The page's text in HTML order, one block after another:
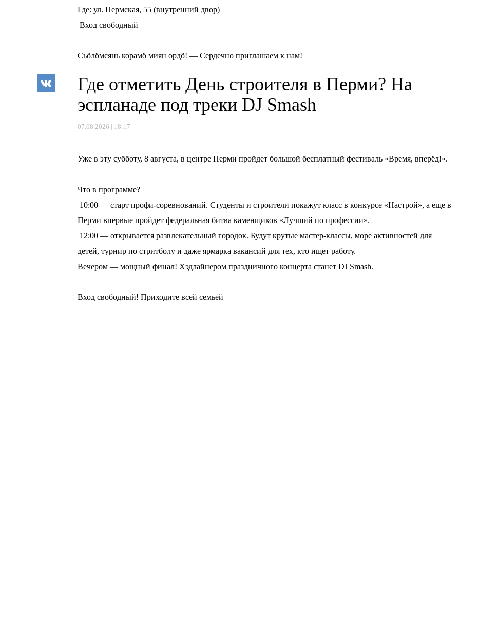
Где: ул. Пермская, 55 (внутренний двор)
Вход свободный
Сьӧлӧмсянь корамӧ миян ордӧ! — Сердечно приглашаем к нам!
Где отметить День строителя в Перми? На
эспланаде под треки DJ Smash
07.08.2026 | 18:17
Уже в эту субботу, 8 августа, в центре Перми пройдет большой бесплатный фестиваль «Время, вперёд!».
Что в программе?
10:00 — старт профи-соревнований. Студенты и строители покажут класс в конкурсе «Настрой», а еще в
Перми впервые пройдет федеральная битва каменщиков «Лучший по профессии».
12:00 — открывается развлекательный городок. Будут крутые мастер-классы, море активностей для
детей, турнир по стритболу и даже ярмарка вакансий для тех, кто ищет работу.
Вечером — мощный финал! Хэдлайнером праздничного концерта станет DJ Smash.
Вход свободный! Приходите всей семьей